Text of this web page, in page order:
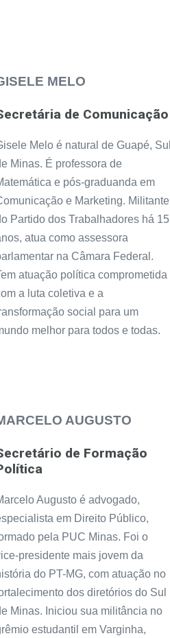
MELO
de Comunicação
Melo é natural de Guapé, Sul
Minas. É professora de
e pós-graduanda em
e Marketing. Militante
Partido dos Trabalhadores há 15
atua como assessora
na Câmara Federal.
atuação política comprometida
a luta coletiva e a
social para um
melhor para todos e todas.
AUGUSTO
de Formação
Augusto é advogado,
em Direito Público,
pela PUC Minas. Foi o
presidente mais jovem da
do PT-MG, com atuação no
dos diretórios do Sul
Minas. Iniciou sua militância no
estudantil em Varginha,